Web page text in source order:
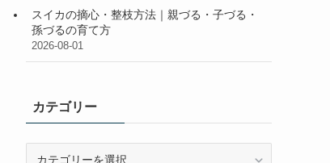
スイカの摘心・整枝方法｜親づる・子づる・
孫づるの育て方
2026-08-01
カテゴリー